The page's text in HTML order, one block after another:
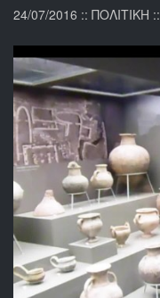
24/07/2016 ::